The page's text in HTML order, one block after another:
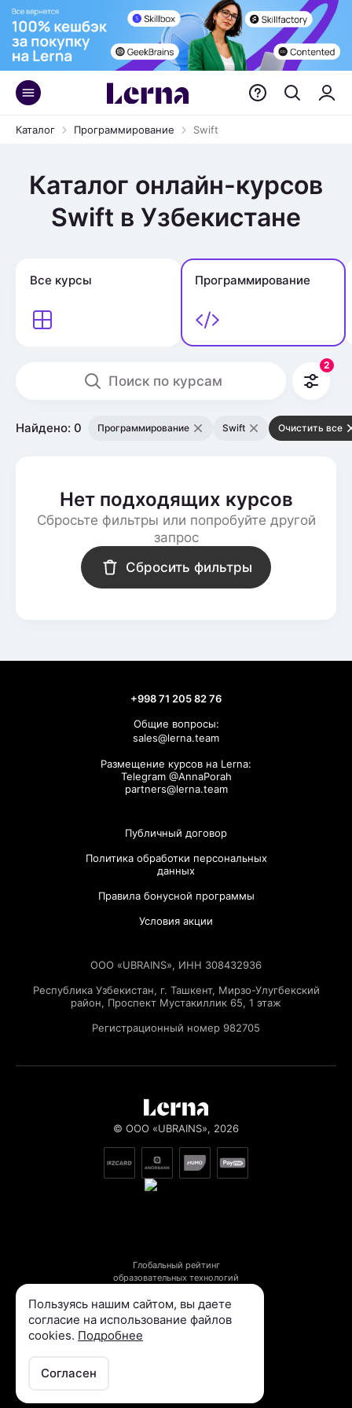
Каталог Программирование Swift
Каталог онлайн-курсов
Swift в Узбекистане
Все курсы Программирование
Поиск по курсам
2
Найдено: 0 Программирование Swift Очистить все
Нет подходящих курсов
Сбросьте фильтры или попробуйте другой
запрос
Сбросить фильтры
+998 71 205 82 76
Общие вопросы:
sales@lerna.team
Размещение курсов на Lerna:
Telegram @AnnaPorah
partners@lerna.team
Публичный договор
Политика обработки персональных
данных
Правила бонусной программы
Условия акции
ООО «UBRAINS», ИНН 308432936
Республика Узбекистан, г. Ташкент, Мирзо-Улугбекский
район, Проспект Мустакиллик 65, 1 этаж
Регистрационный номер 982705
© ООО «UBRAINS», 2026
Глобальный рейтинг
образовательных технологий
Мы резиденты Cyber park
Пользуясь нашим сайтом, вы даете
согласие на использование файлов
cookies. Подробнее
Согласен